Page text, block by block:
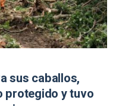
sus caballos,
protegido y tuvo